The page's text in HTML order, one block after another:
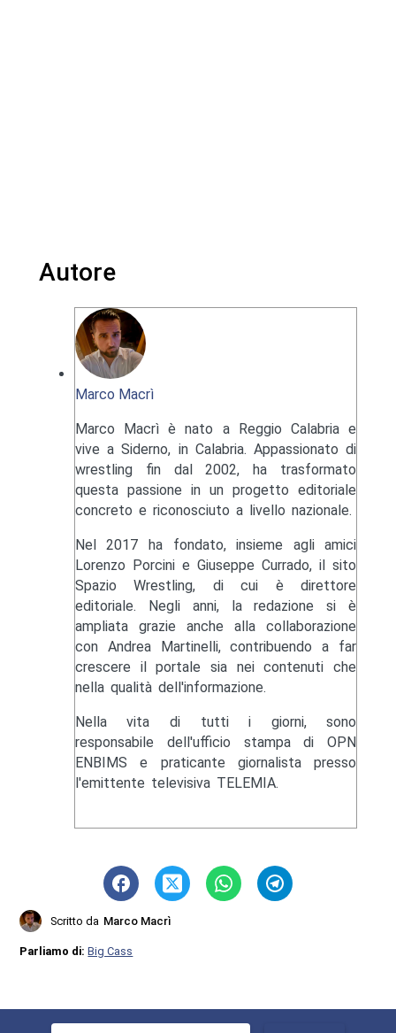
Autore
Marco Macrì
Marco Macrì è nato a Reggio Calabria e
vive a Siderno, in Calabria. Appassionato di
wrestling fin dal 2002, ha trasformato
questa passione in un progetto editoriale
concreto e riconosciuto a livello nazionale.
Nel 2017 ha fondato, insieme agli amici
Lorenzo Porcini e Giuseppe Currado, il sito
Spazio Wrestling, di cui è direttore
editoriale. Negli anni, la redazione si è
ampliata grazie anche alla collaborazione
con Andrea Martinelli, contribuendo a far
crescere il portale sia nei contenuti che
nella qualità dell'informazione.
Nella vita di tutti i giorni, sono
responsabile dell'ufficio stampa di OPN
ENBIMS e praticante giornalista presso
l'emittente televisiva TELEMIA.
Scritto da Marco Macrì
Parliamo di:Big Cass